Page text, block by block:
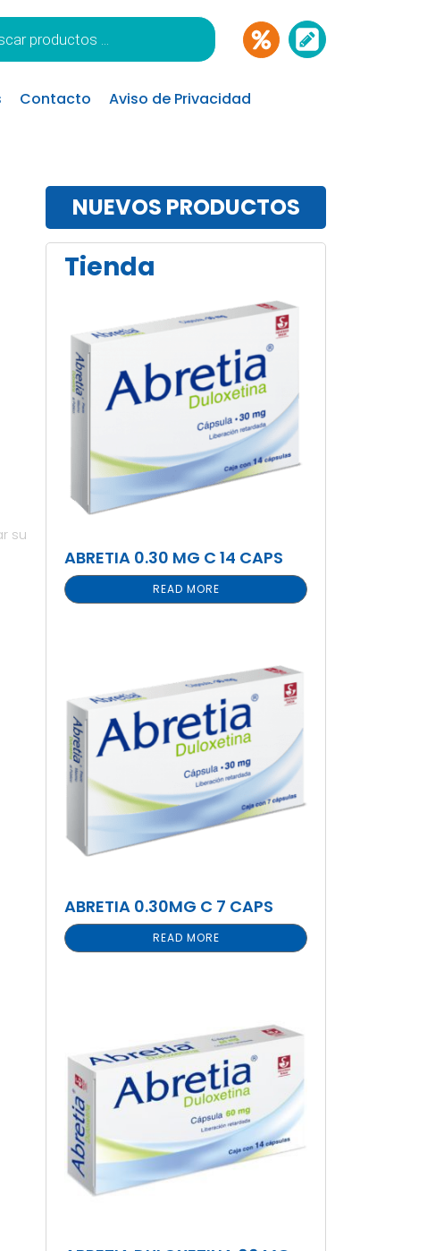
Contacto Aviso de Privacidad
su
NUEVOS PRODUCTOS
Tienda
ABRETIA 0.30 MG C 14 CAPS
READ MORE
ABRETIA 0.30MG C 7 CAPS
READ MORE